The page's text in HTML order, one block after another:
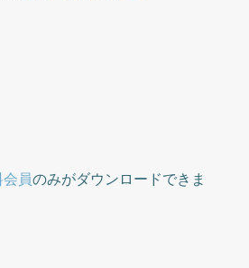
員のみがダウンロードできま